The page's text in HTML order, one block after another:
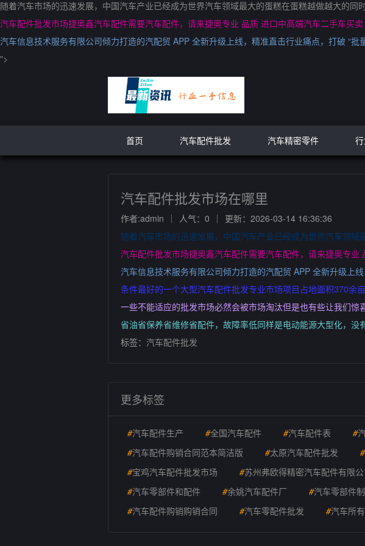
随着汽车市场的迅速发展，中国汽车产业已经成为世界汽车领域最大的蛋糕在蛋糕越做越大的同
汽车配件批发市场捷奥鑫汽车配件需要汽车配件，请来捷奥专业 品质 进口中高端汽车二手车买卖
汽车信息技术服务有限公司倾力打造的汽配贸 APP 全新升级上线，精准直击行业痛点，打破 “批
">
首页 汽车配件批发 汽车精密零件
汽车配件批发市场在哪里
作者:admin 人气：0
更新：2026-03-14 16:36:36
随着汽车市场的迅速发展，中国汽车产业已经成为世界汽车领域
汽车配件批发市场捷奥鑫汽车配件需要汽车配件，请来捷奥专业
汽车信息技术服务有限公司倾力打造的汽配贸 APP 全新升级上
条件最好的一个大型汽车配件批发专业市场项目占地面积370余
一些不能适应的批发市场必然会被市场淘汰但是也有些让我们惊
省油省保养省维修省配件，故障率低同样是电动能源大型化，没
标签： 汽车配件批发
更多标签
#汽车配件生产 #全国汽车配件 #汽车配件表 #
#汽车配件购销合同范本简洁版 #太原汽车配件批发 #
#宝鸡汽车配件批发市场 #苏州弗欧得精密汽车配件有限
#汽车零部件和配件 #余姚汽车配件厂 #汽车零部件
#汽车配件购销购销合同 #汽车零配件批发 #汽车所